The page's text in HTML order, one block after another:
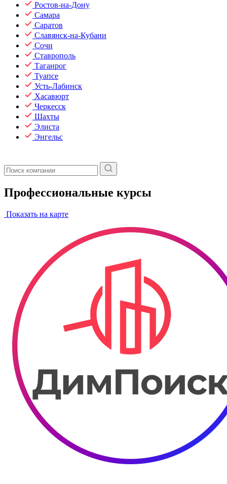
Ростов-на-Дону
Самара
Саратов
Славянск-на-Кубани
Сочи
Ставрополь
Таганрог
Туапсе
Усть-Лабинск
Хасавюрт
Черкесск
Шахты
Элиста
Энгельс
Профессиональные курсы
Показать на карте